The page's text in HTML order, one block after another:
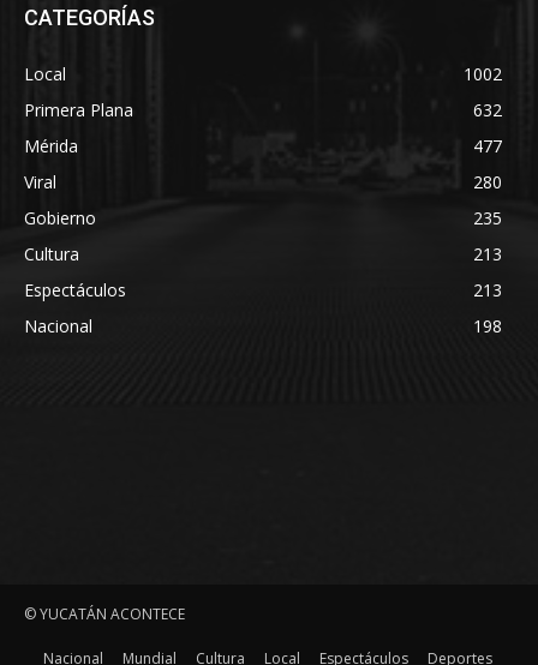
CATEGORÍAS
Local
1002
Primera Plana
632
Mérida
477
Viral
280
Gobierno
235
Cultura
213
Espectáculos
213
Nacional
198
© YUCATÁN ACONTECE
Nacional Mundial Cultura Local Espectáculos Deportes